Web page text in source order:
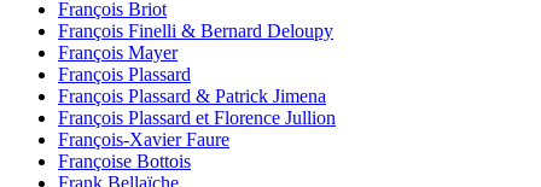
François Briot
François Finelli & Bernard Deloupy
François Mayer
François Plassard
François Plassard & Patrick Jimena
François Plassard et Florence Jullion
François-Xavier Faure
Françoise Bottois